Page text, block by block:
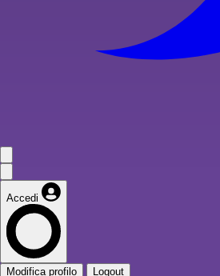
Accedi
Modifica profilo Logout